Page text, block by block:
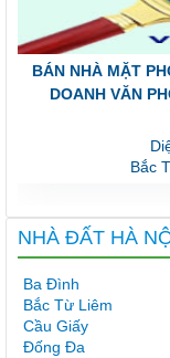
BÁN NHÀ MẶT
DOANH VĂN
Bắc
NHÀ ĐẤT HÀ
Ba Đình
Bắc Từ Liêm
Cầu Giấy
Đống Đa